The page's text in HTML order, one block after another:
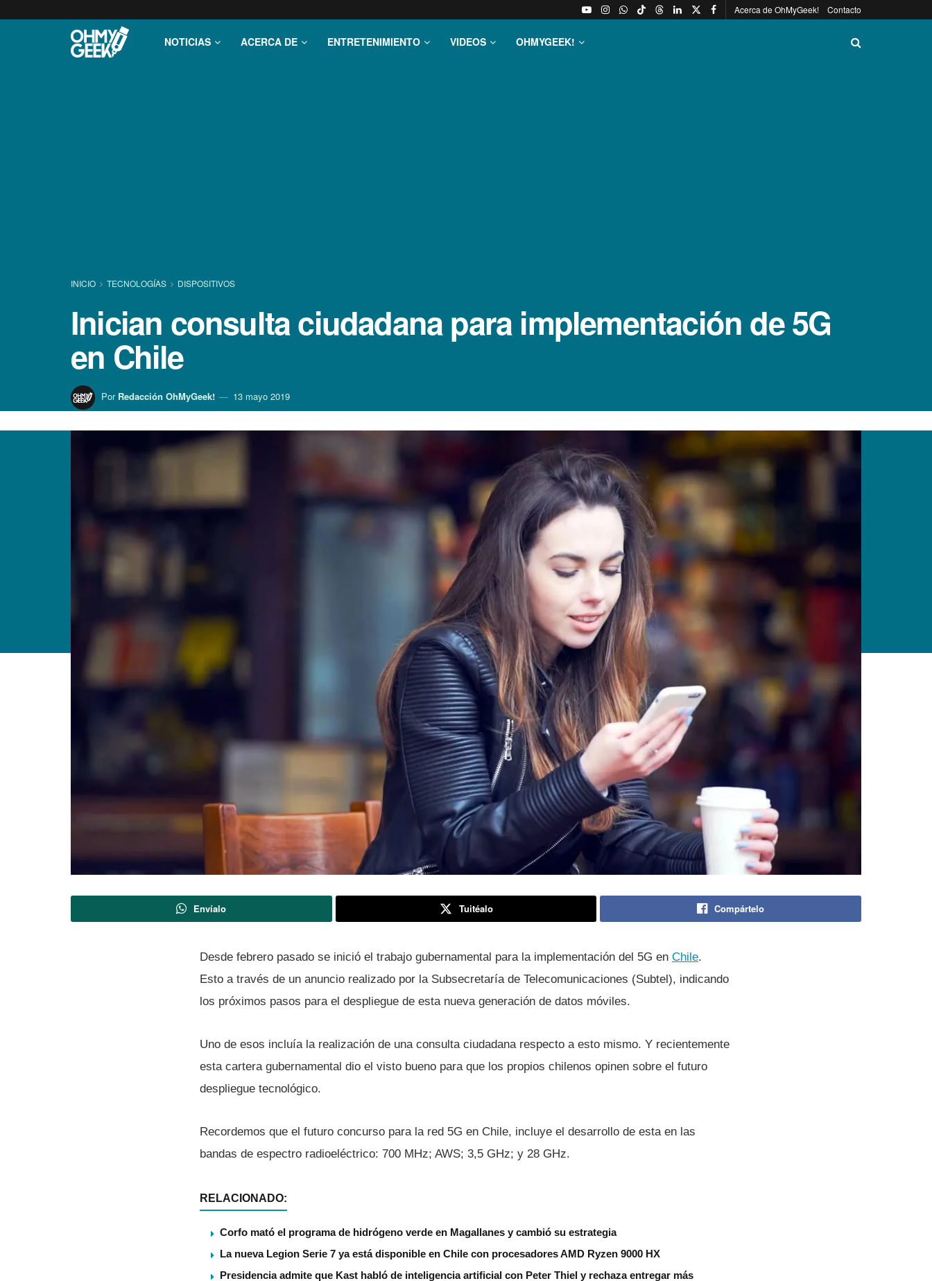
Acerca de OhMyGeek! Contacto
NOTICIAS ACERCA DE ENTRETENIMIENTO VIDEOS OHMYGEEK!
INICIO TECNOLOGÍ­AS DISPOSITIVOS
Inician consulta ciudadana para implementación de 5G
en Chile
Por Redacción OhMyGeek! 13 mayo 2019
Envíalo Tuitéalo Compártelo
Desde febrero pasado se inició el trabajo gubernamental para la implementación del 5G en Chile.
Esto a través de un anuncio realizado por la Subsecretarí­a de Telecomunicaciones (Subtel), indicando
los próximos pasos para el despliegue de esta nueva generación de datos móviles.
Uno de esos incluí­a la realización de una consulta ciudadana respecto a esto mismo. Y recientemente
esta cartera gubernamental dio el visto bueno para que los propios chilenos opinen sobre el futuro
despliegue tecnológico.
Recordemos que el futuro concurso para la red 5G en Chile, incluye el desarrollo de esta en las
bandas de espectro radioeléctrico: 700 MHz; AWS; 3,5 GHz; y 28 GHz.
RELACIONADO:
Corfo mató el programa de hidrógeno verde en Magallanes y cambió su estrategia
La nueva Legion Serie 7 ya está disponible en Chile con procesadores AMD Ryzen 9000 HX
Presidencia admite que Kast habló de inteligencia artificial con Peter Thiel y rechaza entregar más